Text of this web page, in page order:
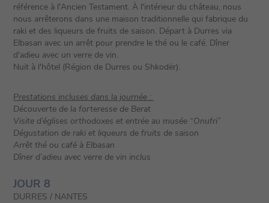
référence à l'Ancien Testament. À l'intérieur du château, nous
nous arrêterons dans une maison traditionnelle qui fabrique du
raki et des liqueurs de fruits de saison. Départ à Durres via
Elbasan avec un arrêt pour prendre le thé ou le café. Dîner
d'adieu avec un verre de vin.
Nuit à l'hôtel (Région de Durres ou Shkodër).
Prestations incluses dans la journée :
Découverte de la forteresse de Berat
Visite d’églises orthodoxes et entrée au musée “Onufri”
Dégustation de raki et liqueurs de fruits de saison
Arrêt thé ou café à Elbasan
Dîner d’adieu avec verre de vin inclus
JOUR 8
DURRES / NANTES